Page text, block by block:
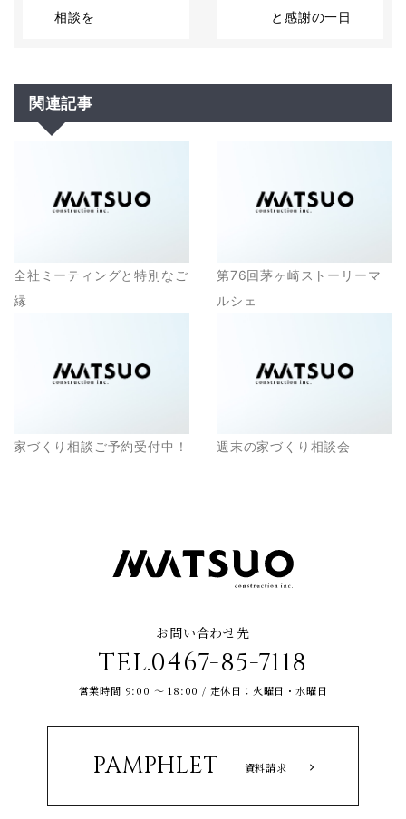
相談を
と感謝の一日
関連記事
全社ミーティングと特別なご
縁
第76回茅ヶ崎ストーリーマ
ルシェ
家づくり相談ご予約受付中！ 週末の家づくり相談会
お問い合わせ先
TEL.0467-85-7118
営業時間 9:00 ～ 18:00 / 定休日：火曜日・水曜日
PAMPHLET 資料請求